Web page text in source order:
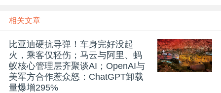
相关文章
比亚迪硬抗导弹！车身完好没起
火，乘客仅轻伤；马云与阿里、蚂
蚁核心管理层齐聚谈AI；OpenAI与
美军方合作惹众怒：ChatGPT卸载
量爆增295%